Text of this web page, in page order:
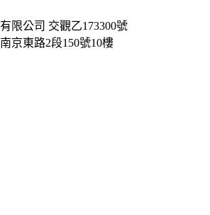
限公司 交觀乙173300號
京東路2段150號10樓